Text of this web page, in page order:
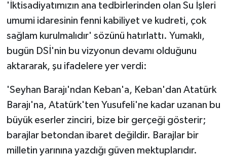
'İktisadiyatımızın ana tedbirlerinden olan Su İşleri
umumi idaresinin fenni kabiliyet ve kudreti, çok
sağlam kurulmalıdır' sözünü hatırlattı. Yumaklı,
bugün DSİ'nin bu vizyonun devamı olduğunu
aktararak, şu ifadelere yer verdi:
'Seyhan Barajı'ndan Keban'a, Keban'dan Atatürk
Barajı'na, Atatürk'ten Yusufeli'ne kadar uzanan bu
büyük eserler zinciri, bize bir gerçeği gösterir;
barajlar betondan ibaret değildir. Barajlar bir
milletin yarınına yazdığı güven mektuplarıdır.